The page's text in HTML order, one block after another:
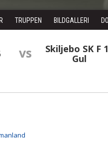
TRUPPEN BILDGALLERI
vs
Skiljebo SK F
Gul